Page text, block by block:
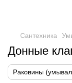
Сантехника
Донные
Раковины